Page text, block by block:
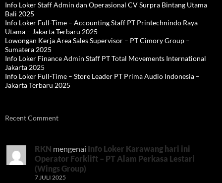
Info Loker Staff Admin dan Operasional CV Surpra Bintang Utama
Bali 2025
Info Loker Full-Time – Accounting Staff PT Printechnindo Raya
Utama – Jakarta Terbaru 2025
Lowongan Kerja Area Sales Supervisor – PT Cimory Group –
Sumatera 2025
Info Loker Finance Admin Staff PT Total Movements International
Jakarta 2025
Info Loker Full-Time – Store Leader PT Prima Audio Indonesia –
Jakarta Terbaru 2025
Recent Comment
RKN mengenai Info Loker Karawang hari ini
Operator Forklift – PT Alam Perkasa Lestari
(Wings Group)
7 JULI 2025